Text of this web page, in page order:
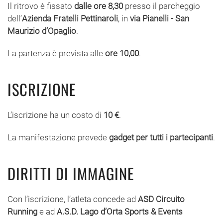
Il ritrovo è fissato dalle ore 8,30 presso il parcheggio
dell’Azienda Fratelli Pettinaroli, in via Pianelli - San
Maurizio d’Opaglio.
La partenza è prevista alle ore 10,00.
ISCRIZIONE
L’iscrizione ha un costo di 10 €.
La manifestazione prevede gadget per tutti i partecipanti.
DIRITTI DI IMMAGINE
Con l’iscrizione, l’atleta concede ad ASD Circuito
Running e ad A.S.D. Lago d’Orta Sports & Events